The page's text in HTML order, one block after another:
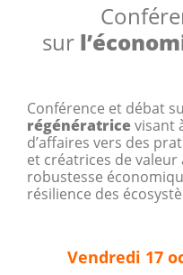
sur
Conférence et débat
régénératricevisant
d’affaires vers des
et créatrices de
robustesse
résilience des
Vendredi 17